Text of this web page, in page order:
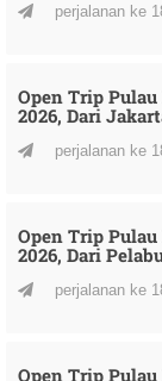
perjalanan ke
Open Trip Pulau
2026, Dari
perjalanan ke
Open Trip Pulau
2026, Dari
perjalanan ke
Open Trip Pulau